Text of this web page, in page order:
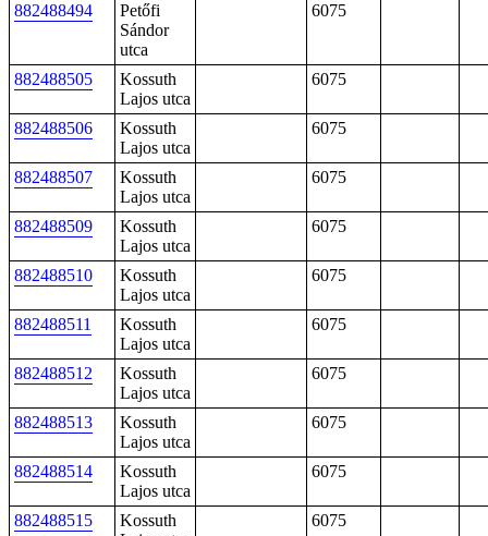
882488494
Petőfi
Sándor
utca
6075
882488505
Kossuth
Lajos utca
6075
882488506
Kossuth
Lajos utca
6075
882488507
Kossuth
Lajos utca
6075
882488509
Kossuth
Lajos utca
6075
882488510
Kossuth
Lajos utca
6075
882488511
Kossuth
Lajos utca
6075
882488512
Kossuth
Lajos utca
6075
882488513
Kossuth
Lajos utca
6075
882488514
Kossuth
Lajos utca
6075
882488515
Kossuth
6075